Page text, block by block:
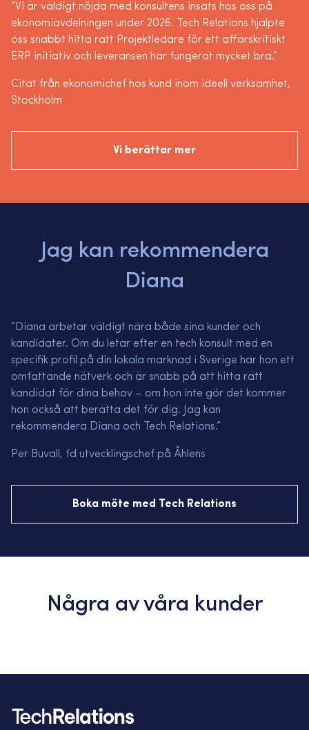
”Vi är väldigt nöjda med konsultens insats hos oss på
ekonomiavdelningen under 2026. Tech Relations hjälpte
oss snabbt hitta rätt Projektledare för ett affärskritiskt
ERP initiativ och leveransen har fungerat mycket bra.”
Citat från ekonomichef hos kund inom ideell verksamhet,
Stockholm
Vi berättar mer
Jag kan rekommendera
Diana
”Diana arbetar vä ldigt nära både sina kunder och
kandidater. Om du letar efter en tech konsult med en
specifik profil på din lokala marknad i Sverige har hon ett
omfattande nätverk och är snabb på att hitta rätt
kandidat för dina behov – om hon inte gör det kommer
hon också att berätta det för dig. Jag kan
rekommendera Diana och Tech Relations.”
Per Buvall, fd utvecklingschef på Åhlens
Boka möte med Tech Relations
Några av våra kunder